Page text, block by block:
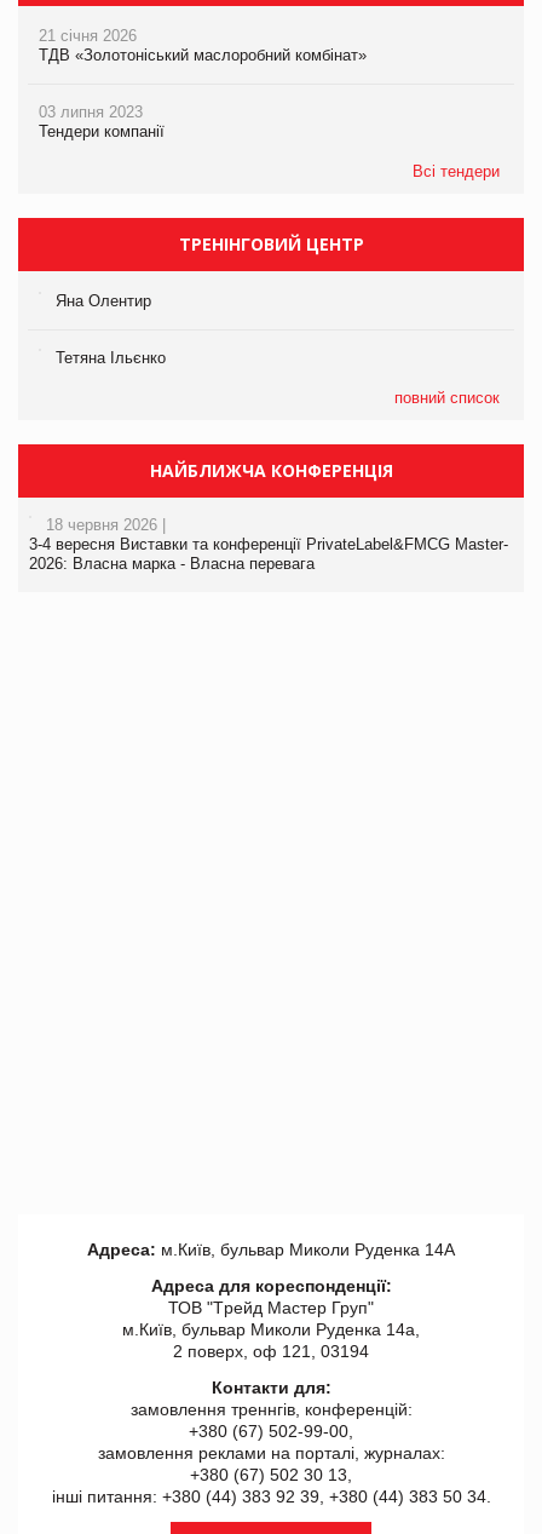
21 січня 2026
ТДВ «Золотоніський маслоробний комбінат»
03 липня 2023
Тендери компанії
Всі тендери
ТРЕНІНГОВИЙ ЦЕНТР
Яна Олентир
Тетяна Ільєнко
повний список
НАЙБЛИЖЧА КОНФЕРЕНЦІЯ
18 червня 2026 |
3-4 вересня Виставки та конференції PrivateLabel&FMCG Master-
2026: Власна марка - Власна перевага
Адреса: м.Київ, бульвар Миколи Руденка 14А
Адреса для кореспонденції:
ТОВ "Tрейд Мастер Груп"
м.Київ, бульвар Миколи Руденка 14а,
2 поверх, оф 121, 03194
Контакти для:
замовлення треннгів, конференцій:
+380 (67) 502-99-00,
замовлення реклами на порталі, журналах:
+380 (67) 502 30 13,
інші питання: +380 (44) 383 92 39, +380 (44) 383 50 34.